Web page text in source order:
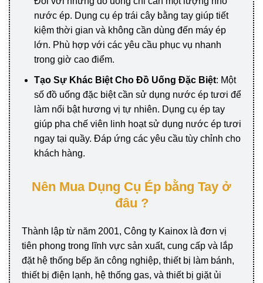
nước ép. Dụng cụ ép trái cây bằng tay giúp tiết
kiệm thời gian và không cần dùng đến máy ép
lớn. Phù hợp với các yêu cầu phục vụ nhanh
trong giờ cao điểm.
Tạo Sự Khác Biệt Cho Đồ Uống Đặc Biệt: Một
số đồ uống đặc biệt cần sử dụng nước ép tươi để
làm nổi bật hương vị tự nhiên. Dụng cụ ép tay
giúp pha chế viên linh hoạt sử dụng nước ép tươi
ngay tại quầy. Đáp ứng các yêu cầu tùy chỉnh cho
khách hàng.
Nên Mua Dụng Cụ Ép bằng Tay ở
đâu ?
Thành lập từ năm 2001, Công ty Kainox là đơn vị
tiên phong trong lĩnh vực sản xuất, cung cấp và lắp
đặt hệ thống bếp ăn công nghiệp, thiết bị làm bánh,
thiết bị điện lạnh, hệ thống gas, và thiết bị giặt ủi